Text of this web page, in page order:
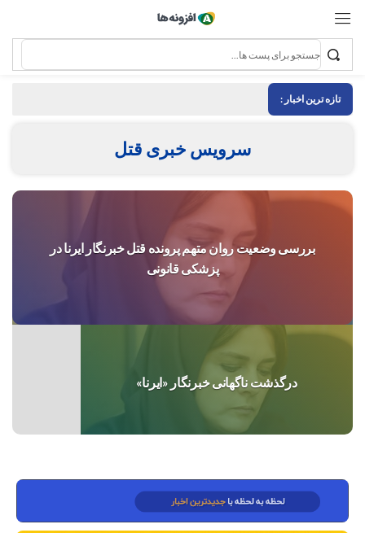
تازه ترین اخبار :
سرویس خبری قتل
بررسی وضعیت روان متهم پرونده قتل خبرنگار ایرنا در
پزشکی قانونی
درگذشت ناگهانی خبرنگار «ایرنا»